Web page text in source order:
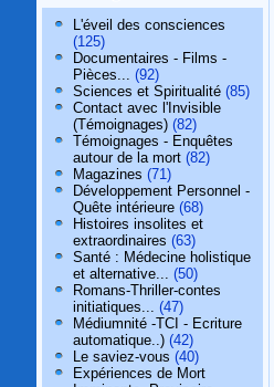
L'éveil des consciences
(125)
Documentaires - Films -
Pièces... (92)
Sciences et Spiritualité (85)
Contact avec l'Invisible
(Témoignages) (82)
Témoignages - Enquêtes
autour de la mort (82)
Magazines (71)
Développement Personnel -
Quête intérieure (68)
Histoires insolites et
extraordinaires (63)
Santé : Médecine holistique
et alternative... (50)
Romans-Thriller-contes
initiatiques... (47)
Médiumnité -TCI - Ecriture
automatique..) (42)
Le saviez-vous (40)
Expériences de Mort